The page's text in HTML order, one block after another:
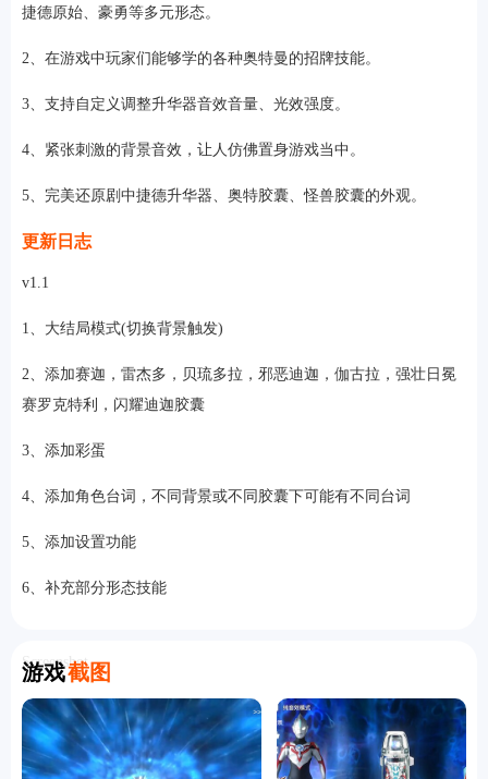
捷德原始、豪勇等多元形态。
2、在游戏中玩家们能够学的各种奥特曼的招牌技能。
3、支持自定义调整升华器音效音量、光效强度。
4、紧张刺激的背景音效，让人仿佛置身游戏当中。
5、完美还原剧中捷德升华器、奥特胶囊、怪兽胶囊的外观。
更新日志
v1.1
1、大结局模式(切换背景触发)
2、添加赛迦，雷杰多，贝琉多拉，邪恶迪迦，伽古拉，强壮日冕
赛罗克特利，闪耀迪迦胶囊
3、添加彩蛋
4、添加角色台词，不同背景或不同胶囊下可能有不同台词
5、添加设置功能
6、补充部分形态技能
游戏截图
Screenshot